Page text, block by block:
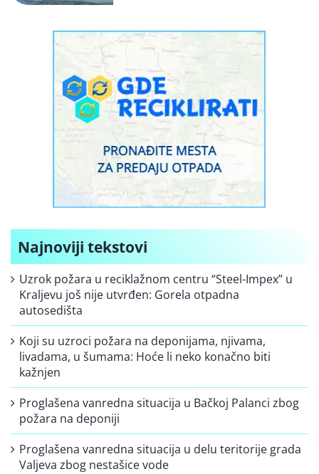
Najnoviji tekstovi
Uzrok požara u reciklažnom centru “Steel-Impex” u
Kraljevu još nije utvrđen: Gorela otpadna
autosedišta
Koji su uzroci požara na deponijama, njivama,
livadama, u šumama: Hoće li neko konačno biti
kažnjen
Proglašena vanredna situacija u Bačkoj Palanci zbog
požara na deponiji
Proglašena vanredna situacija u delu teritorije grada
Valjeva zbog nestašice vode